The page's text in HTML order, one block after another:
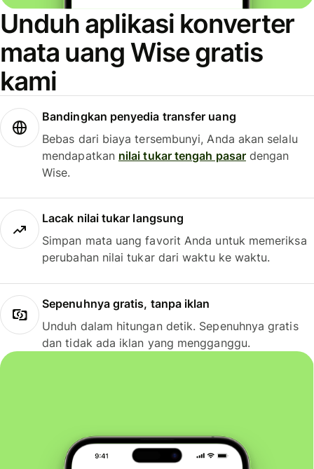
Unduh aplikasi konverter
mata uang Wise gratis
kami
Bandingkan penyedia transfer uang
Bebas dari biaya tersembunyi, Anda akan selalu
mendapatkan nilai tukar tengah pasardengan
Wise.
Lacak nilai tukar langsung
Simpan mata uang favorit Anda untuk memeriksa
perubahan nilai tukar dari waktu ke waktu.
Sepenuhnya gratis, tanpa iklan
Unduh dalam hitungan detik. Sepenuhnya gratis
dan tidak ada iklan yang mengganggu.